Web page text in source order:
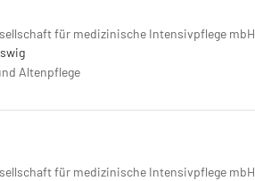
für medizinische Intensivpflege mbH
Altenpflege
für medizinische Intensivpflege mbH